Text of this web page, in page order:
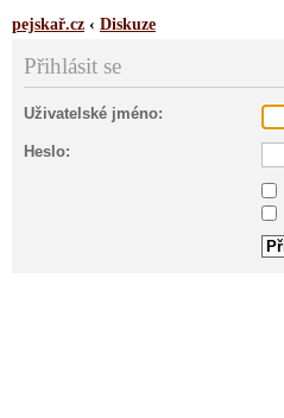
pejskař.cz ‹ Diskuze
Přihlásit se
Uživatelské jméno:
Heslo: